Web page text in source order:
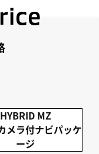
HYBRID MZ
メラ付ナビパッケ
ージ